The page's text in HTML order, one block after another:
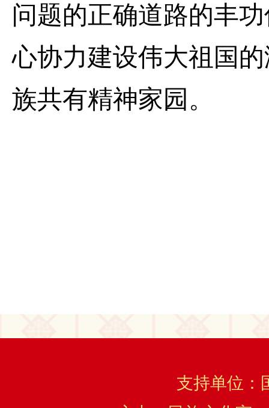
问题的正确道路的丰
心协力建设伟大祖国
族共有精神家园。
支持单位：